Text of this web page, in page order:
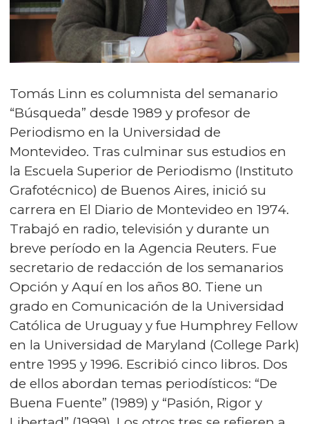
Tomás Linn es columnista del semanario
“Búsqueda” desde 1989 y profesor de
Periodismo en la Universidad de
Montevideo. Tras culminar sus estudios en
la Escuela Superior de Periodismo (Instituto
Grafotécnico) de Buenos Aires, inició su
carrera en El Diario de Montevideo en 1974.
Trabajó en radio, televisión y durante un
breve período en la Agencia Reuters. Fue
secretario de redacción de los semanarios
Opción y Aquí en los años 80. Tiene un
grado en Comunicación de la Universidad
Católica de Uruguay y fue Humphrey Fellow
en la Universidad de Maryland (College Park)
entre 1995 y 1996. Escribió cinco libros. Dos
de ellos abordan temas periodísticos: “De
Buena Fuente” (1989) y “Pasión, Rigor y